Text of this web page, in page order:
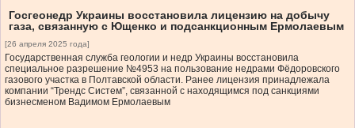
Госгеонедр Украины восстановила лицензию на добычу
газа, связанную с Ющенко и подсанкционным Ермолаевым
[26 апреля 2025 года]
Государственная служба геологии и недр Украины восстановила
специальное разрешение №4953 на пользование недрами Фёдоровского
газового участка в Полтавской области. Ранее лицензия принадлежала
компании “Трендс Систем”, связанной с находящимся под санкциями
бизнесменом Вадимом Ермолаевым